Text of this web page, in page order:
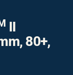
II
80+,